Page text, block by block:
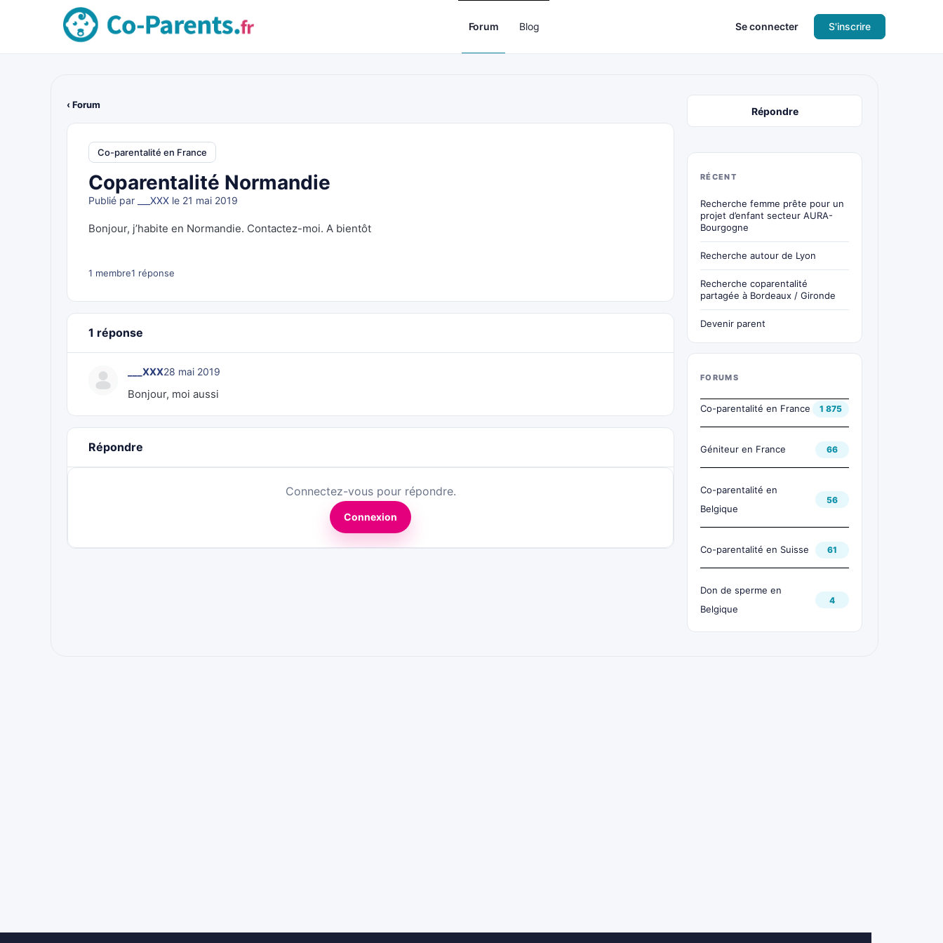
Forum Blog Se connecter S'inscrire
‹ Forum
Co-parentalité en France
Coparentalité Normandie
Publié par ___XXX le 21 mai 2019
Bonjour, j’habite en Normandie. Contactez-moi. A bientôt
1 membre1 réponse
1 réponse
___XXX28 mai 2019
Bonjour, moi aussi
Répondre
Connectez-vous pour répondre.
Connexion
Répondre
RÉCENT
Recherche femme prête pour un
projet d’enfant secteur AURA-
Bourgogne
Recherche autour de Lyon
Recherche coparentalité
partagée à Bordeaux / Gironde
Devenir parent
FORUMS
Co-parentalité en France 1 875
Géniteur en France 66
Co-parentalité en
Belgique
56
Co-parentalité en Suisse 61
Don de sperme en
Belgique
4